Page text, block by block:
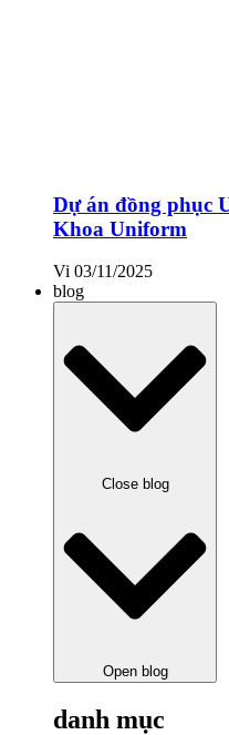
Dự án đồng phục
Khoa Uniform
Vi 03/11/2025
blog
Close blog
Open blog
danh mục